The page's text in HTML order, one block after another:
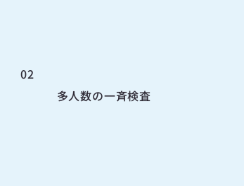
多人数の一斉検査
02